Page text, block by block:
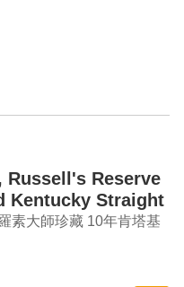
Russell's Reserve
Kentucky Straight
素大師珍藏 10年肯塔基